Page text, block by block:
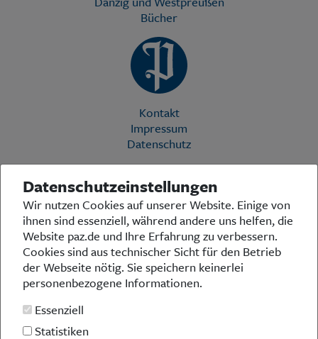
Bücher
Kontakt
Impressum
Datenschutz
Die Preußische Allgemeine Zeitung (PAZ) ist eine einzigartige Stimme
in der deutschen Medienlandschaft. Woche für Woche berichtet sie
über das aktuelle Zeitgeschehen in Politik, Kultur und Wirtschaft und
bezieht zu den grundlegenden Entwicklungen unserer Gesellschaft
Stellung. In ihrer Arbeit fühlt sich die Redaktion dem traditionellen
preußischen Wertekanon verpflichtet: Das alte Preußen stand und
steht für religiöse und weltanschauliche Toleranz, für Heimatliebe
und Weltoffenheit, für Rechtstaatlichkeit und intellektuelle
Redlichkeit sowie nicht zuletzt für ein von der Vernunft geleitetes
Handeln in allen Bereichen der Gesellschaft. In diesem Sinne pflegt
die PAZ eine offene Debattenkultur, die gleichermaßen den eigenen
Datenschutzeinstellungen
Wir nutzen Cookies auf unserer Website. Einige von
ihnen sind essenziell, während andere uns helfen, die
Website paz.de und Ihre Erfahrung zu verbessern.
Cookies sind aus technischer Sicht für den Betrieb
der Webseite nötig. Sie speichern keinerlei
personenbezogene Informationen.
Essenziell
Statistiken